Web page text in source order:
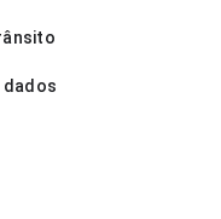
dados